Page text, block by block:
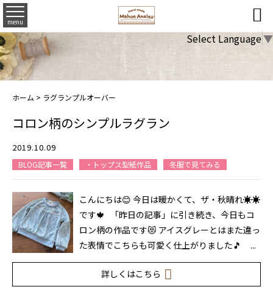
menu 
Select Language▼
ホーム > ラグランプルオーバー
コロン柄のシンプルラグラン
2019.10.09
BLOG記事一覧 ・トップス型紙作品 冬服で見てみる
こんにちは😊 今日は暖かくて、ザ・秋晴れ☀☀
です🍁 「昨日の記事」に引き続き、今日もコ
ロン柄の作品です😻 アイスグレーとはまた違っ
た表情でこちらも可愛く仕上がりました🎵 ...
詳しくはこちら